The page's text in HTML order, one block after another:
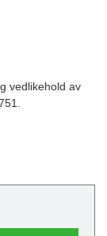
vedlikehold av